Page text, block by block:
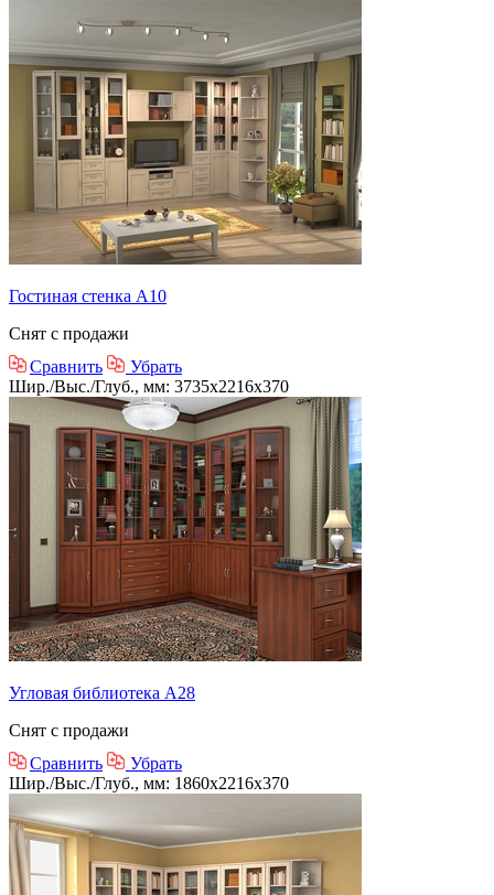
Гостиная стенка А10
Снят с продажи
Сравнить
Убрать
Шир./Выс./Глуб., мм: 3735x2216x370
Угловая библиотека А28
Снят с продажи
Сравнить
Убрать
Шир./Выс./Глуб., мм: 1860x2216x370